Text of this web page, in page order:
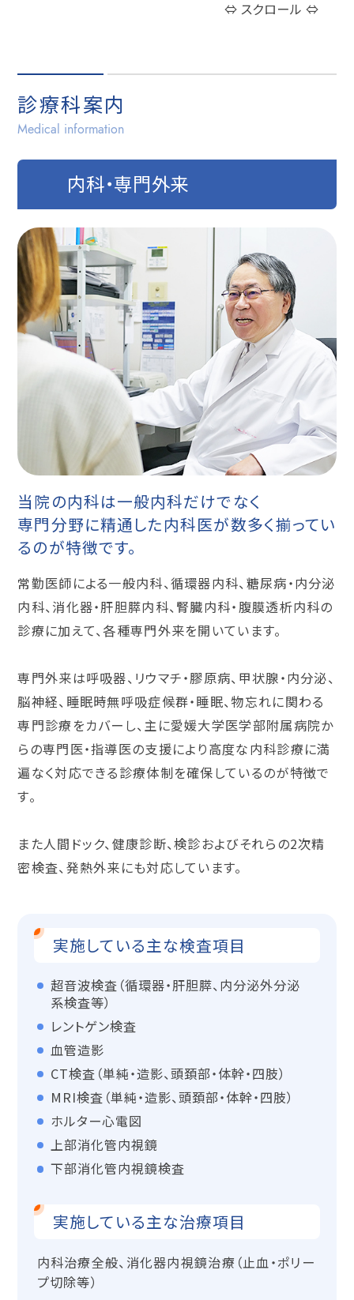
⇔ スクロール ⇔
診療科案内
Medical information
内科・専門外来
当院の内科は一般内科だけでなく
専門分野に精通した内科医が数多く揃ってい
るのが特徴です。
常勤医師による一般内科、循環器内科、糖尿病・内分泌
内科、消化器・肝胆膵内科、腎臓内科・腹膜透析内科の
診療に加えて、各種専門外来を開いています。
専門外来は呼吸器、リウマチ・膠原病、甲状腺・内分泌、
脳神経、睡眠時無呼吸症候群・睡眠、物忘れに関わる
専門診療をカバーし、主に愛媛大学医学部附属病院か
らの専門医・指導医の支援により高度な内科診療に満
遍なく対応できる診療体制を確保しているのが特徴で
す。
また人間ドック、健康診断、検診およびそれらの2次精
密検査、発熱外来にも対応しています。
実施している主な検査項目
超音波検査（循環器・肝胆膵、内分泌外分泌
系検査等）
レントゲン検査
血管造影
CT検査（単純・造影、頭頚部・体幹・四肢）
MRI検査（単純・造影、頭頚部・体幹・四肢）
ホルター心電図
上部消化管内視鏡
下部消化管内視鏡検査
実施している主な治療項目
内科治療全般、消化器内視鏡治療（止血・ポリー
プ切除等）